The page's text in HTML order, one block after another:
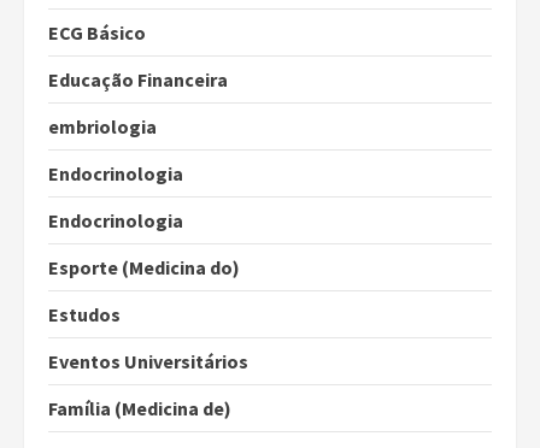
ECG Básico
Educação Financeira
embriologia
Endocrinologia
Endocrinologia
Esporte (Medicina do)
Estudos
Eventos Universitários
Família (Medicina de)